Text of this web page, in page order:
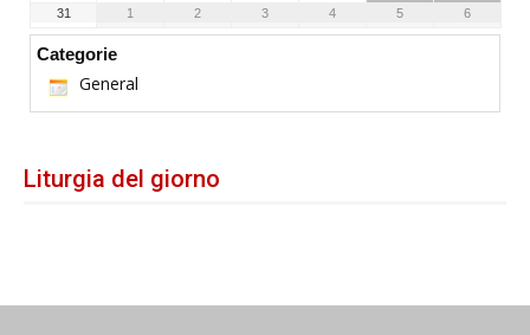
31
1 2 3 4 5 6
Categorie
General
Liturgia del giorno